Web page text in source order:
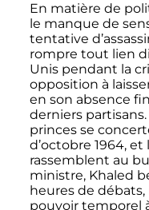
En matière de
le manque de
tentative
rompre tout lien
Unis pendant la
opposition à
en son absence
derniers
princes se
d’octobre 1964, et
rassemblent au
ministre, Khaled
heures de
pouvoir temporel